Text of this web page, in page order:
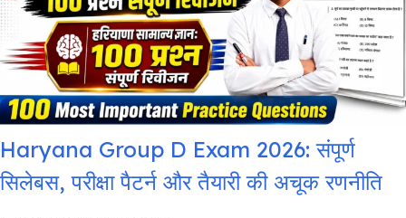
Haryana Group D Exam 2026: संपूर्ण
सिलेबस, परीक्षा पैटर्न और तैयारी की अचूक रणनीति